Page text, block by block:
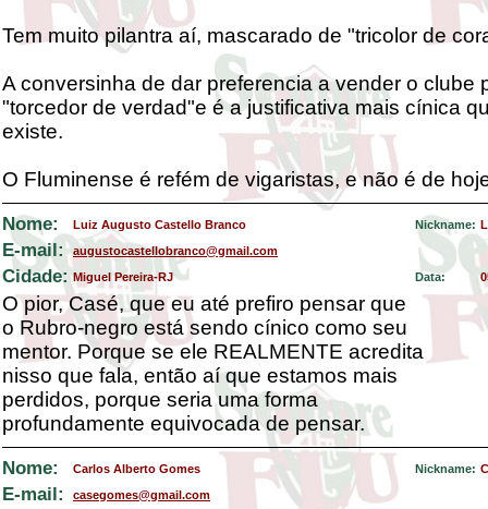
Tem muito pilantra aí, mascarado de "tricolor de
A conversinha de dar preferencia a vender o clube
"torcedor de verdad"e é a justificativa mais cínica
existe.
O Fluminense é refém de vigaristas, e não é de
Nome: Luiz Augusto Castello Branco Nickname:
E-mail: augustocastellobranco@gmail.com
Cidade: Miguel Pereira-RJ Data:
O pior, Casé, que eu até prefiro pensar que
o Rubro-negro está sendo cínico como seu
mentor. Porque se ele REALMENTE acredita
nisso que fala, então aí que estamos mais
perdidos, porque seria uma forma
profundamente equivocada de pensar.
Nome: Carlos Alberto Gomes Nickname:
E-mail: casegomes@gmail.com